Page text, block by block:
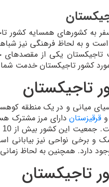
سفر به کشورهای همسایه کشور
است و به لحاظ فرهنگی نیز
یکی از مقصدهای
کشور تاجیکستان خدمت شما
تاجیکستان
میانی و در یک منطقه
قرقیزستاندارای مرز مشترک
و برخی نواحی نیز بیابانی
دارد. همچنین به لحاظ
تاجیکستان